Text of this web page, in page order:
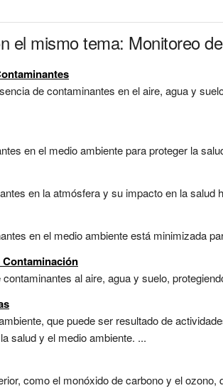
el mismo tema: Monitoreo
de contaminantes en el aire, agua y
en el medio ambiente para proteger la
en la atmósfera y su impacto en la salud
en el medio ambiente está minimizada
al aire, agua y suelo,
que puede ser resultado de
salud y el medio ambiente. ...
como el monóxido de carbono y el